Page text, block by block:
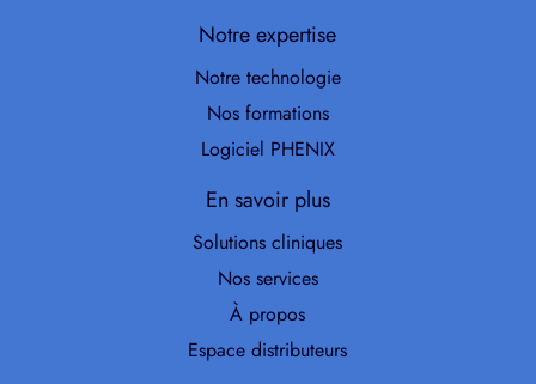
Notre expertise
Notre technologie
Nos formations
Logiciel PHENIX
En savoir plus
Solutions cliniques
Nos services
À propos
Espace distributeurs